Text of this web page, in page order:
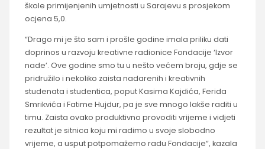
škole primijenjenih umjetnosti u Sarajevu s prosjekom
ocjena 5,0.
“Drago mi je što sam i prošle godine imala priliku dati
doprinos u razvoju kreativne radionice Fondacije ‘Izvor
nade’. Ove godine smo tu u nešto većem broju, gdje se
pridružilo i nekoliko zaista nadarenih i kreativnih
studenata i studentica, poput Kasima Kajdića, Ferida
Smrikvića i Fatime Hujdur, pa je sve mnogo lakše raditi u
timu. Zaista ovako produktivno provoditi vrijeme i vidjeti
rezultat je sitnica koju mi radimo u svoje slobodno
vrijeme, a usput potpomažemo radu Fondacije“, kazala